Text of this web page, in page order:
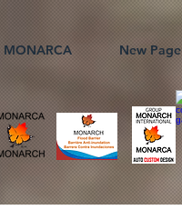
MONARCA New Page